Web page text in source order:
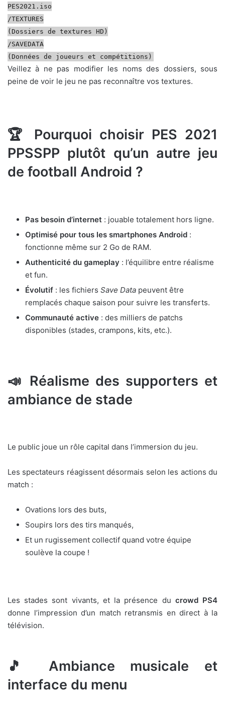
PES2021.iso
/TEXTURES
(Dossiers de textures HD)
/SAVEDATA
(Données de joueurs et compétitions)
Veillez à ne pas modifier les noms des dossiers, sous
peine de voir le jeu ne pas reconnaître vos textures.
🏆 Pourquoi choisir PES 2021
PPSSPP plutôt qu’un autre jeu
de football Android ?
Pas besoin d’internet : jouable totalement hors ligne.
Optimisé pour tous les smartphones Android :
fonctionne même sur 2 Go de RAM.
Authenticité du gameplay : l’équilibre entre réalisme
et fun.
Évolutif : les fichiers Save Data peuvent être
remplacés chaque saison pour suivre les transferts.
Communauté active : des milliers de patchs
disponibles (stades, crampons, kits, etc.).
📣 Réalisme des supporters et
ambiance de stade
Le public joue un rôle capital dans l’immersion du jeu.
Les spectateurs réagissent désormais selon les actions du
match :
Ovations lors des buts,
Soupirs lors des tirs manqués,
Et un rugissement collectif quand votre équipe
soulève la coupe !
Les stades sont vivants, et la présence du crowd PS4
donne l’impression d’un match retransmis en direct à la
télévision.
🎵 Ambiance musicale et
interface du menu